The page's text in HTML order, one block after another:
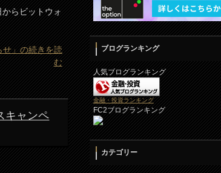
らビットウォ
」の続きを読
む
キャンペ
ブログランキング
人気ブログランキング
金融・投資ランキング
FC2ブログランキング
カテゴリー